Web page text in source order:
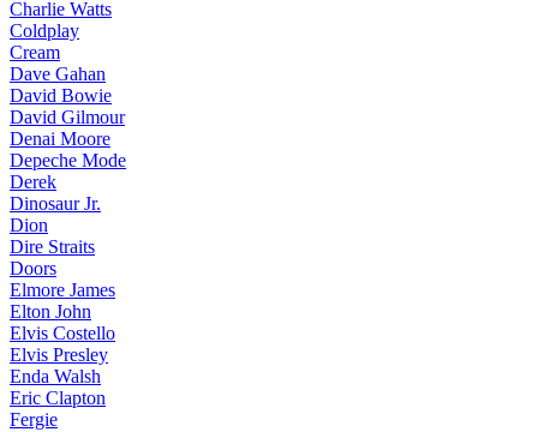
Charlie Watts
Coldplay
Cream
Dave Gahan
David Bowie
David Gilmour
Denai Moore
Depeche Mode
Derek
Dinosaur Jr.
Dion
Dire Straits
Doors
Elmore James
Elton John
Elvis Costello
Elvis Presley
Enda Walsh
Eric Clapton
Fergie